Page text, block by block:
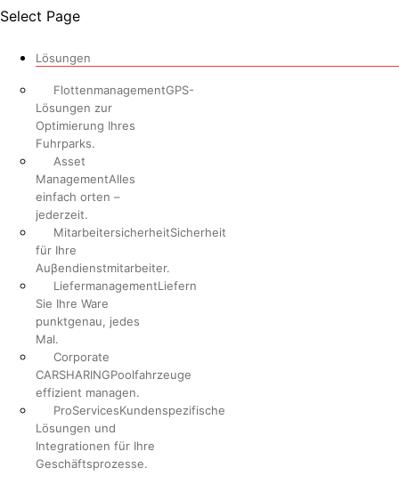
Select Page
Lösungen
FlottenmanagementGPS-
Lösungen zur
Optimierung Ihres
Fuhrparks.
Asset
ManagementAlles
einfach orten –
jederzeit.
MitarbeitersicherheitSicherheit
für Ihre
Auβendienstmitarbeiter.
LiefermanagementLiefern
Sie Ihre Ware
punktgenau, jedes
Mal.
Corporate
CARSHARINGPoolfahrzeuge
effizient managen.
ProServicesKundenspezifische
Lösungen und
Integrationen für Ihre
Geschäftsprozesse.